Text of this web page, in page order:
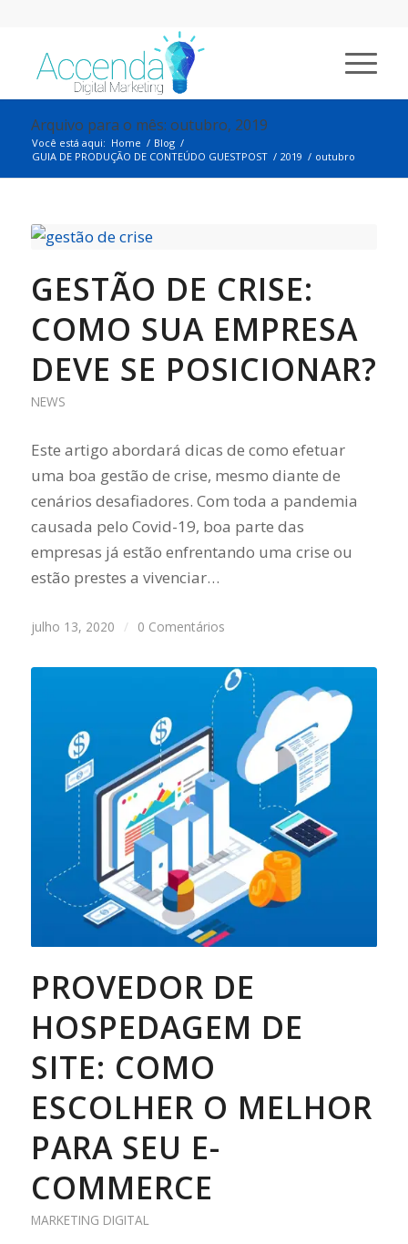
Arquivo para o mês: outubro, 2019
Você está aqui: Home / Blog /
GUIA DE PRODUÇÃO DE CONTEÚDO GUESTPOST / 2019 / outubro
GESTÃO DE CRISE:
COMO SUA EMPRESA
DEVE SE POSICIONAR?
NEWS
Este artigo abordará dicas de como efetuar
uma boa gestão de crise, mesmo diante de
cenários desafiadores. Com toda a pandemia
causada pelo Covid-19, boa parte das
empresas já estão enfrentando uma crise ou
estão prestes a vivenciar…
julho 13, 2020 / 0 Comentários
PROVEDOR DE
HOSPEDAGEM DE
SITE: COMO
ESCOLHER O MELHOR
PARA SEU E-
COMMERCE
MARKETING DIGITAL